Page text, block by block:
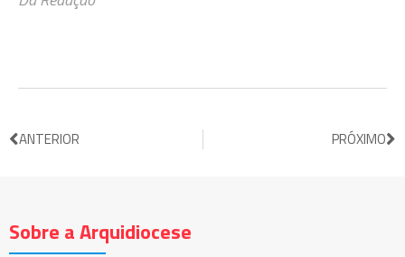
ANTERIOR PRÓXIMO
Sobre a Arquidiocese